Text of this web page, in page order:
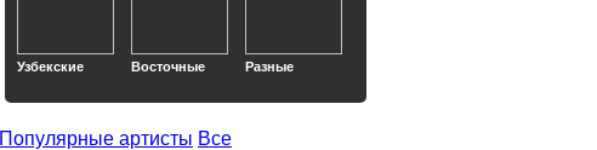
Узбекские Восточные Разные
Популярные артисты Все